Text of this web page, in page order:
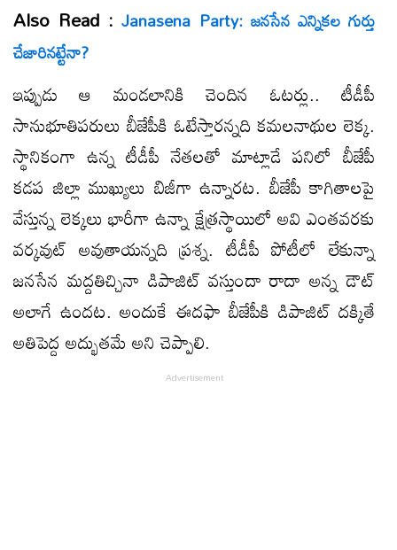
Also Read :Janasena Party: జనసేన ఎన్నికల గుర్తు
చేజారినట్టేనా?
ఇప్పుడు ఆ మండలానికి చెందిన ఓటర్లు.. టీడీపీ
సానుభూతిపరులు బీజేపీకి ఓటేస్తారన్నది కమలనాథుల లెక్క.
స్థానికంగా ఉన్న టీడీపీ నేతలతో మాట్లాడే పనిలో బీజేపీ
కడప జిల్లా ముఖ్యులు బిజీగా ఉన్నారట. బీజేపీ కాగితాలపై
వేస్తున్న లెక్కలు భారీగా ఉన్నా క్షేత్రస్థాయిలో అవి ఎంతవరకు
వర్కవుట్ అవుతాయన్నది ప్రశ్న. టీడీపీ పోటీలో లేకున్నా
జనసేన మద్దతిచ్చినా డిపాజిట్ వస్తుందా రాదా అన్న డౌట్
అలాగే ఉందట. అందుకే ఈదఫా బీజేపీకి డిపాజిట్ దక్కితే
అతిపెద్ద అద్భుతమే అని చెప్పాలి.